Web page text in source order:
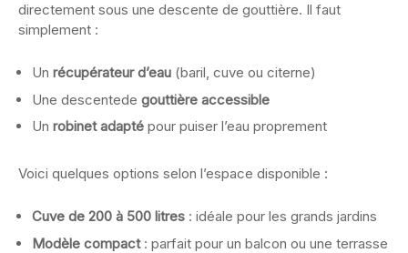
directement sous une descente de gouttière. Il faut
simplement :
Un récupérateur d’eau (baril, cuve ou citerne)
Une descentede gouttière accessible
Un robinet adapté pour puiser l’eau proprement
Voici quelques options selon l’espace disponible :
Cuve de 200 à 500 litres : idéale pour les grands jardins
Modèle compact: parfait pour un balcon ou une terrasse